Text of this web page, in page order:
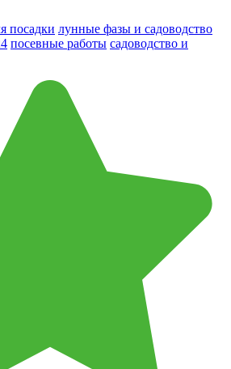
посадки лунные фазы и садоводство
посевные работы садоводство и